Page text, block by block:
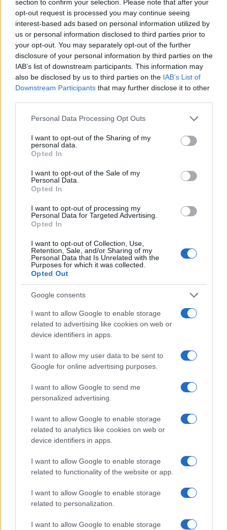
section to confirm your selection. Please note that after your
opt-out request is processed you may continue seeing
interest-based ads based on personal information utilized by
us or personal information disclosed to third parties prior to
your opt-out. You may separately opt-out of the further
disclosure of your personal information by third parties on the
IAB’s list of downstream participants. This information may
also be disclosed by us to third parties on the IAB’s List of
Downstream Participants that may further disclose it to other
Please note that this website/app uses one or more Google
not limited to your visit or usage behaviour. You may click to
grant or deny consent to Google and its third-party tags to
use your data for below specified purposes in below Google
consent section.
Personal Data Processing Opt Outs
I want to opt-out of the Sharing of my
personal data.
Opted In
I want to opt-out of the Sale of my
Personal Data.
Opted In
I want to opt-out of processing my
Personal Data for Targeted Advertising.
Opted In
I want to opt-out of Collection, Use,
Retention, Sale, and/or Sharing of my
Personal Data that Is Unrelated with the
Purposes for which it was collected.
Opted Out
Google consents
I want to allow Google to enable storage
related to advertising like cookies on web or
device identifiers in apps.
I want to allow my user data to be sent to
Google for online advertising purposes.
I want to allow Google to send me
personalized advertising.
I want to allow Google to enable storage
related to analytics like cookies on web or
device identifiers in apps.
I want to allow Google to enable storage
related to functionality of the website or app.
I want to allow Google to enable storage
related to personalization.
I want to allow Google to enable storage
Continuez la lecture
Découvrez les 11 principes clés des Bogleheads pour investir
intelligemment
Juliette Bernard · 6 Août 2026
LA FINANCE
Investissements records dans l’IA : quand les géants de la tech
verront-ils les bénéfices ?